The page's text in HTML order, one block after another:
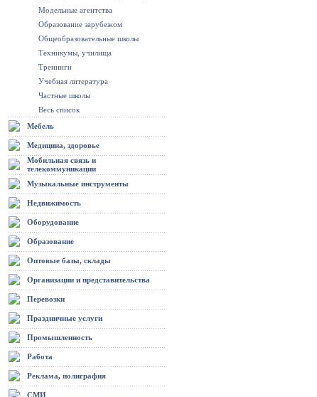
Модельные агентства
Образование зарубежом
Общеобразовательные школы
Техникумы, училища
Тренинги
Учебная литература
Частные школы
Весь список
Мебель
Медицина, здоровье
Мобильная связь и
телекоммуникации
Музыкальные инструменты
Недвижимость
Оборудование
Образование
Оптовые базы, склады
Организации и представительства
Перевозки
Праздничные услуги
Промышленность
Работа
Реклама, полиграфия
СМИ